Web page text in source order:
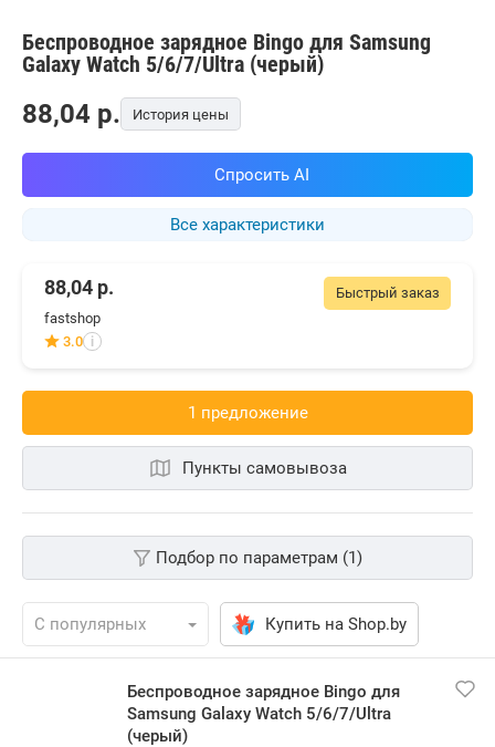
Беспроводное зарядное Bingo для Samsung
Galaxy Watch 5/6/7/Ultra (черый)
Все характеристики
88,04 p. История цены
Спросить AI
Быстрый заказ
88,04 р.
fastshop
3.0 i
1 предложениe
Пункты самовывоза
Подбор по параметрам (1)
Купить на Shop.by
Беспроводное зарядное Bingo для
Samsung Galaxy Watch 5/6/7/Ultra
(черый)